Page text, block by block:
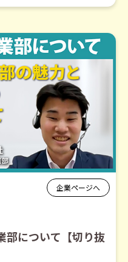
企業ページへ
部について【切り抜